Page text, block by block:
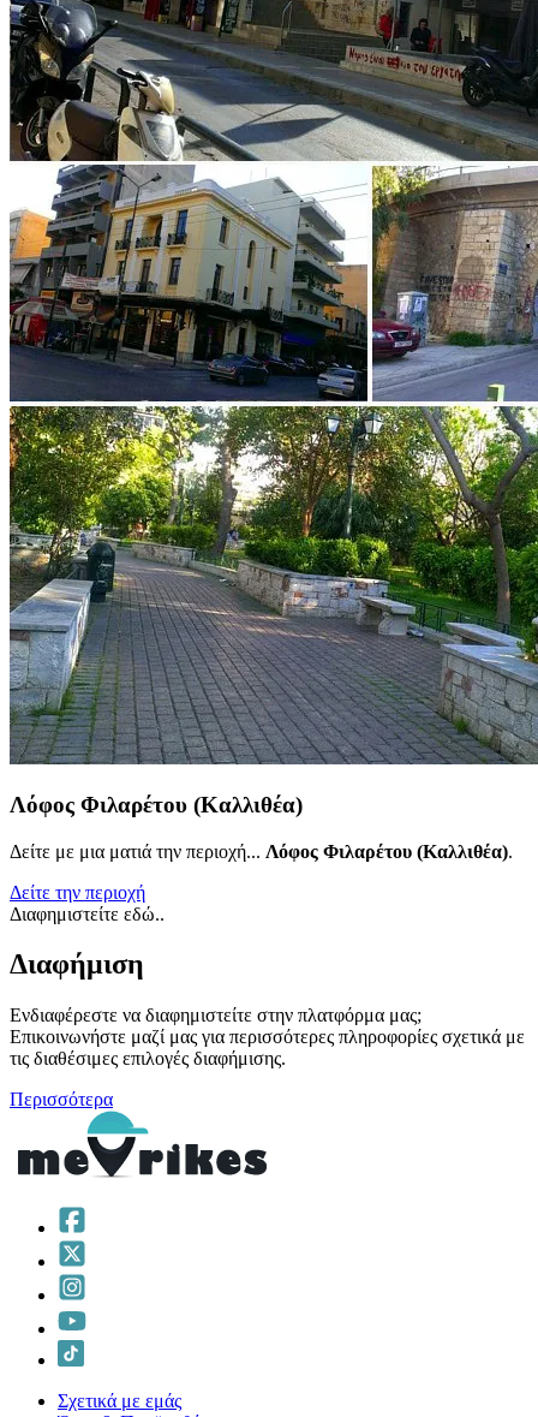
Λόφος Φιλαρέτου (Καλλιθέα)
Δείτε με μια ματιά την περιοχή... Λόφος Φιλαρέτου (Καλλιθέα).
Δείτε την περιοχή
Διαφημιστείτε εδώ..
Διαφήμιση
Ενδιαφέρεστε να διαφημιστείτε στην πλατφόρμα μας;
Επικοινωνήστε μαζί μας για περισσότερες πληροφορίες σχετικά με
τις διαθέσιμες επιλογές διαφήμισης.
Περισσότερα
Σχετικά με εμάς